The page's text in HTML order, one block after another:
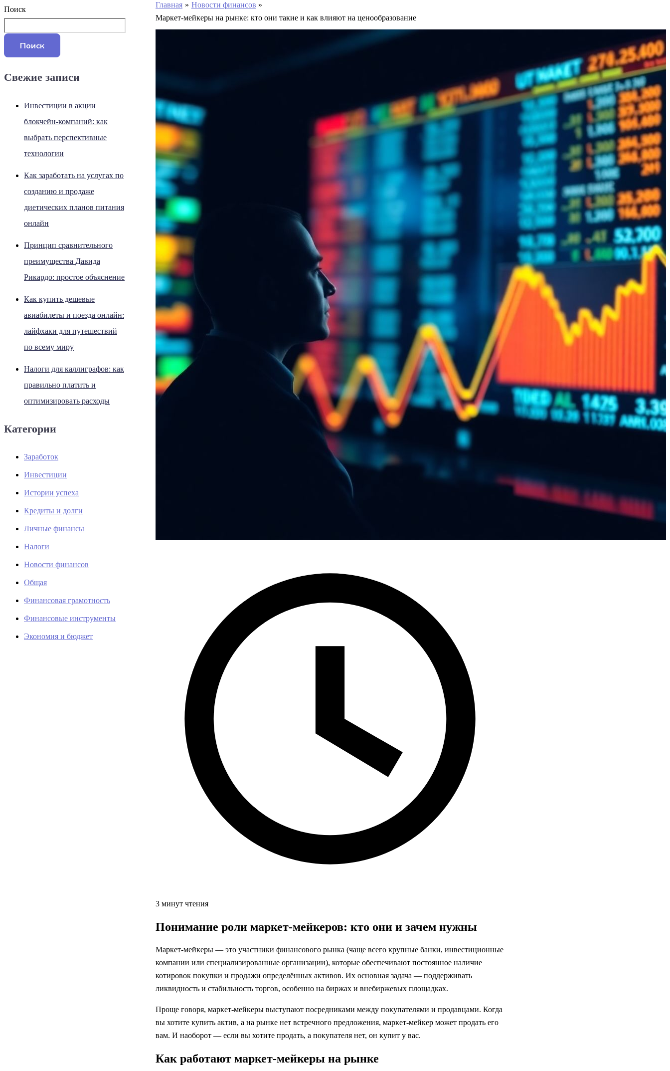
Поиск
Поиск
Свежие записи
Инвестиции в акции
блокчейн-компаний: как
выбрать перспективные
технологии
Как заработать на услугах по
созданию и продаже
диетических планов питания
онлайн
Принцип сравнительного
преимущества Давида
Рикардо: простое объяснение
Как купить дешевые
авиабилеты и поезда онлайн:
лайфхаки для путешествий
по всему миру
Налоги для каллиграфов: как
правильно платить и
оптимизировать расходы
Категории
Заработок
Инвестиции
Истории успеха
Кредиты и долги
Личные финансы
Налоги
Новости финансов
Общая
Финансовая грамотность
Финансовые инструменты
Экономия и бюджет
Главная
Новости финансов
Маркет-мейкеры на рынке: кто они такие и как влияют на ценообразование
3 минут чтения
Понимание роли маркет-мейкеров: кто они и зачем нужны
Маркет-мейкеры — это участники финансового рынка (чаще всего крупные банки, инвестиционные
компании или специализированные организации), которые обеспечивают постоянное наличие
котировок покупки и продажи определённых активов. Их основная задача — поддерживать
ликвидность и стабильность торгов, особенно на биржах и внебиржевых площадках.
Проще говоря, маркет-мейкеры выступают посредниками между покупателями и продавцами. Когда
вы хотите купить актив, а на рынке нет встречного предложения, маркет-мейкер может продать его
вам. И наоборот — если вы хотите продать, а покупателя нет, он купит у вас.
Как работают маркет-мейкеры на рынке